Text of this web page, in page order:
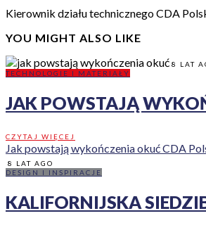
Kierownik działu technicznego CDA
YOU MIGHT ALSO LIKE
8 LAT
TECHNOLOGIE I MATERIAŁY
JAK POWSTAJĄ
CZYTAJ WIĘCEJ
Jak powstają wykończenia okuć CDA
8 LAT AGO
DESIGN I INSPIRACJE
KALIFORNIJSKA